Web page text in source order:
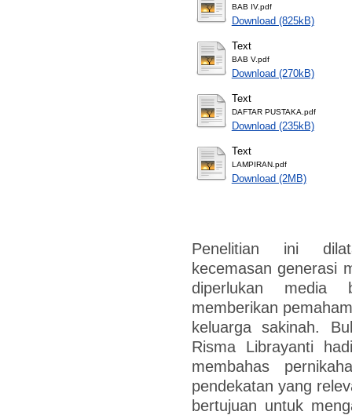
BAB IV.pdf
Download (825kB)
Text
BAB V.pdf
Download (270kB)
Text
DAFTAR PUSTAKA.pdf
Download (235kB)
Text
LAMPIRAN.pdf
Download (2MB)
Penelitian ini
kecemasan generasi
diperlukan media
memberikan
keluarga sakinah.
Risma Librayanti
membahas
pendekatan yang
bertujuan untuk